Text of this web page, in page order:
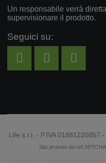
Un responsabile verrà
supervisionare il prodotto.
Seguici su:
Life s.r.l. - P.IVA 01881220857 -
Sito protetto da reCAPTCHA.